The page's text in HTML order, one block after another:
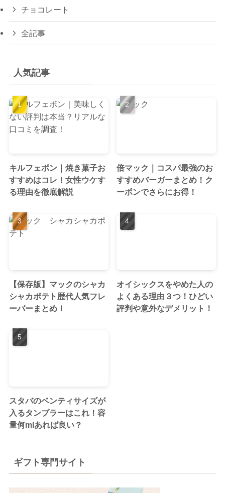
チョコレート
全記事
人気記事
キルフェボン｜焼き菓子お
すすめはコレ！女性ウケす
る理由を徹底解説
倍マック｜コスパ最強のお
すすめバーガーまとめ！ク
ーポンでさらにお得！
【保存版】マックのシャカ
シャカポテト歴代人気フレ
ーバーまとめ！
オイシックスをやめた人の
よくある理由３つ！ひどい
評判や意外なデメリット！
スタバのベンティサイズが
入るタンブラーはこれ！容
量何mlあれば良い？
ギフト専門サイト